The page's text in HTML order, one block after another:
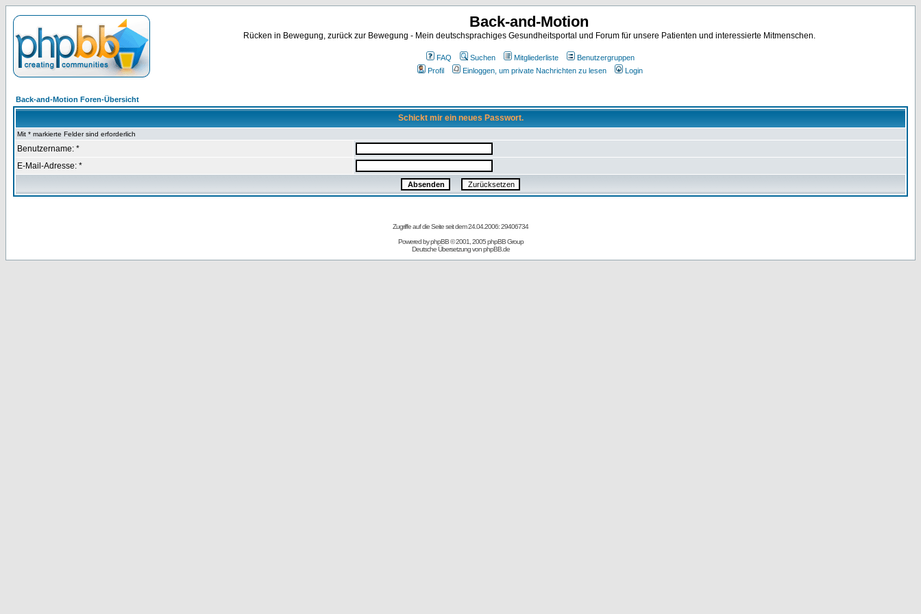
Back-and-Motion
Rücken in Bewegung, zurück zur Bewegung - Mein deutschsprachiges Gesundheitsportal und Forum für unsere Patienten und interessierte Mitmenschen.
FAQ Suchen Mitgliederliste
Benutzergruppen
Profil
Einloggen, um private Nachrichten zu lesen Login
Back-and-Motion Foren-Übersicht
Schickt mir ein neues Passwort.
Mit * markierte Felder sind erforderlich
Benutzername: *
E-Mail-Adresse: *
Zugriffe auf die Seite seit dem 24.04.2006: 29406734
Powered byphpBB© 2001, 2005 phpBB Group
Deutsche Übersetzung vonphpBB.de